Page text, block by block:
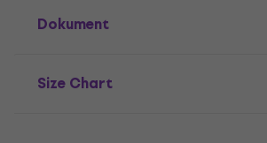
Dokument
Size Chart